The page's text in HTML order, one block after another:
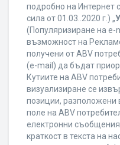
подробно на Интернет
сила от 01.03..2020 г.) „
(Популяризиране на e-
възможност на
получени от ABV
(e-mail) да бъдат
Кутиите на ABV
визуализиране се
позиции, разположени
поле на ABV
електронни
краткост в текста на